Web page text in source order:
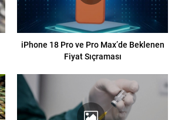
iPhone 18 Pro ve Pro Max’de Beklenen
Fiyat Sıçraması